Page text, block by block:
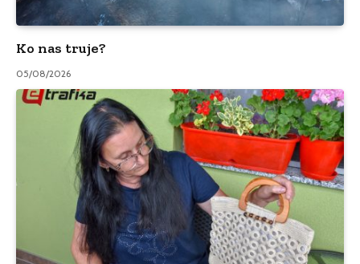
Ko nas truje?
05/08/2026